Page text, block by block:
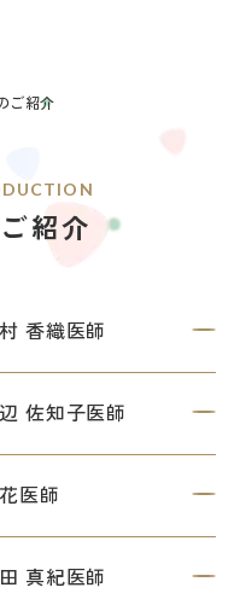
紹介
ご紹介
香織医師
佐知子医師
医師
真紀医師